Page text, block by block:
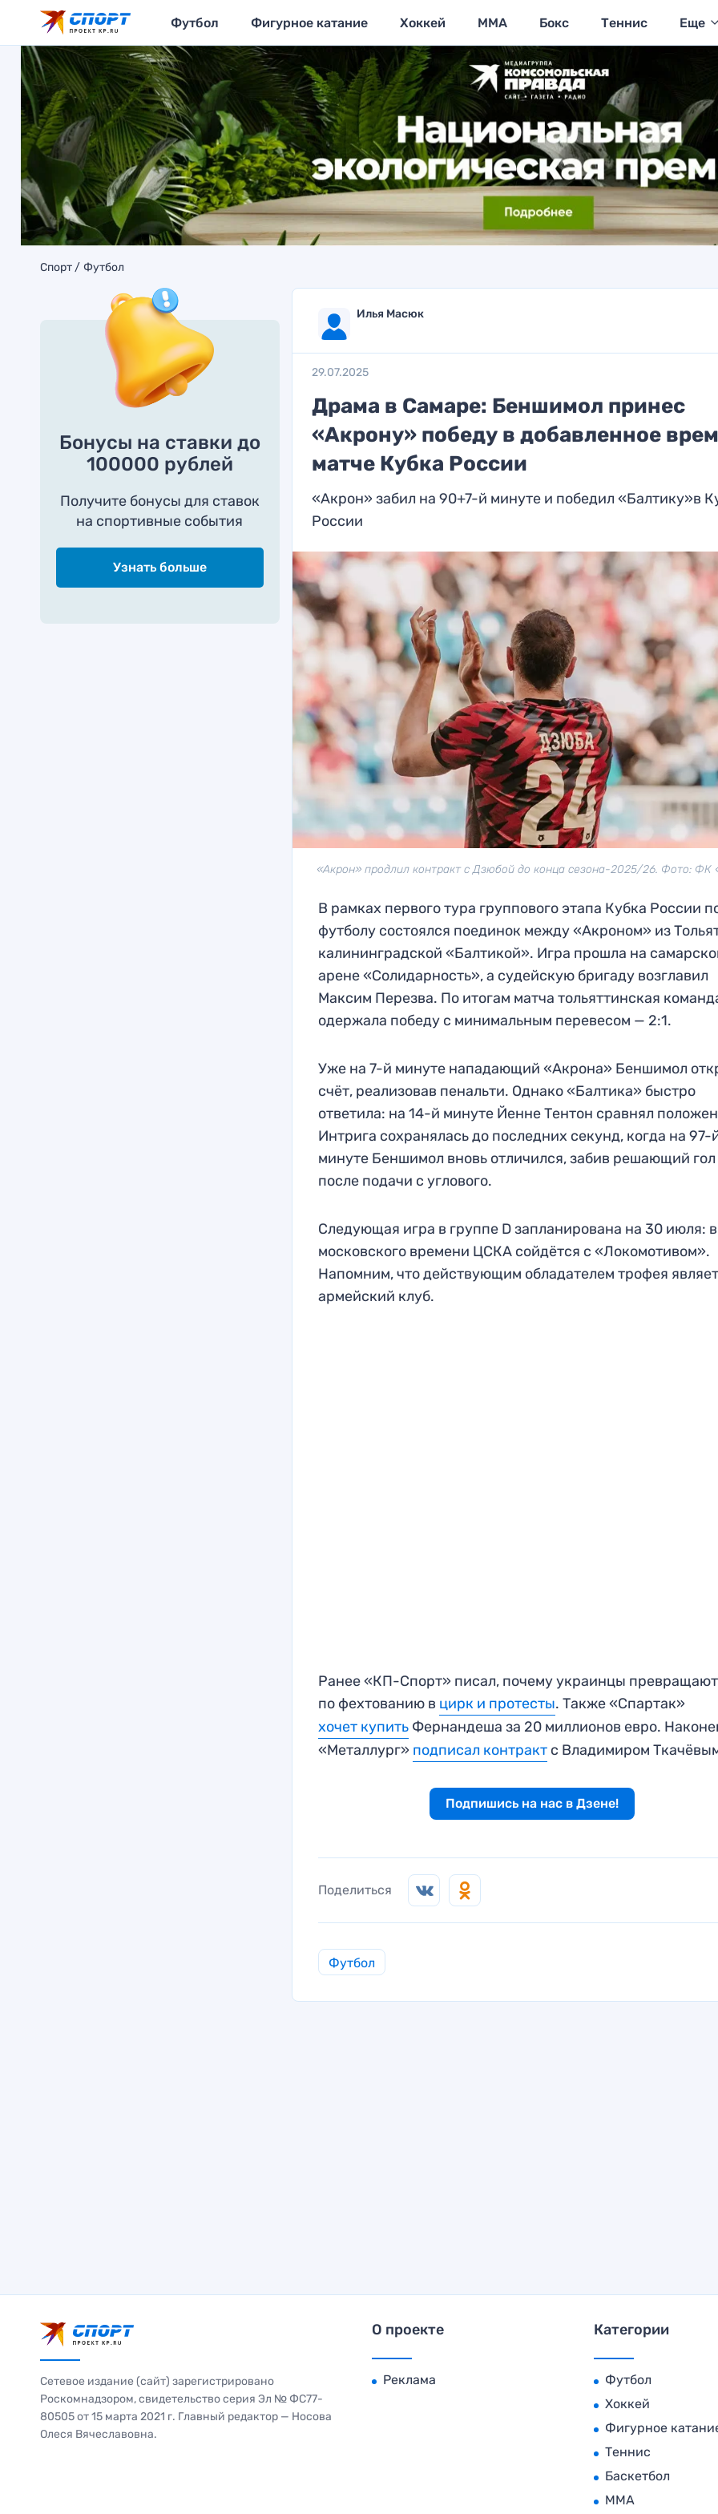
Футбол Фигурное катание Хоккей MMA Бокс Теннис Еще
Спорт Футбол
Бонусы на ставки до
100000 рублей
Получите бонусы для ставок
на спортивные события
Узнать больше
Илья Масюк
29.07.2025
Драма в Самаре: Беншимол принес
«Акрону» победу в добавленное
матче Кубка России
«Акрон» забил на 90+7-й минуте и победил «Балтику»в
России
«Акрон» продлил контракт с Дзюбой до конца сезона-2025/26. Фото: ФК
В рамках первого тура группового этапа Кубка России
футболу состоялся поединок между «Акроном» из
калининградской «Балтикой». Игра прошла на
арене «Солидарность», а судейскую бригаду возглавил
Максим Перезва. По итогам матча тольяттинская
одержала победу с минимальным перевесом — 2:1.
Уже на 7-й минуте нападающий «Акрона» Беншимол
счёт, реализовав пенальти. Однако «Балтика» быстро
ответила: на 14-й минуте Йенне Тентон сравнял
Интрига сохранялась до последних секунд, когда на 97-
минуте Беншимол вновь отличился, забив решающий гол
после подачи с углового.
Следующая игра в группе D запланирована на 30 июля:
московского времени ЦСКА сойдётся с «Локомотивом».
Напомним, что действующим обладателем трофея
армейский клуб.
Ранее «КП-Спорт» писал, почему украинцы
по фехтованию в цирк и протесты. Также «Спартак»
хочет купить Фернандеша за 20 миллионов евро.
«Металлург» подписал контракт с Владимиром
Подпишись на нас в Дзене!
Поделиться
Футбол
Сетевое издание (сайт) зарегистрировано
Роскомнадзором, свидетельство серия Эл № ФС77-
80505 от 15 марта 2021 г. Главный редактор — Носова
Олеся Вячеславовна.
О проекте
Реклама
Категории
Футбол
Хоккей
Фигурное
Теннис
Баскетбол
MMA